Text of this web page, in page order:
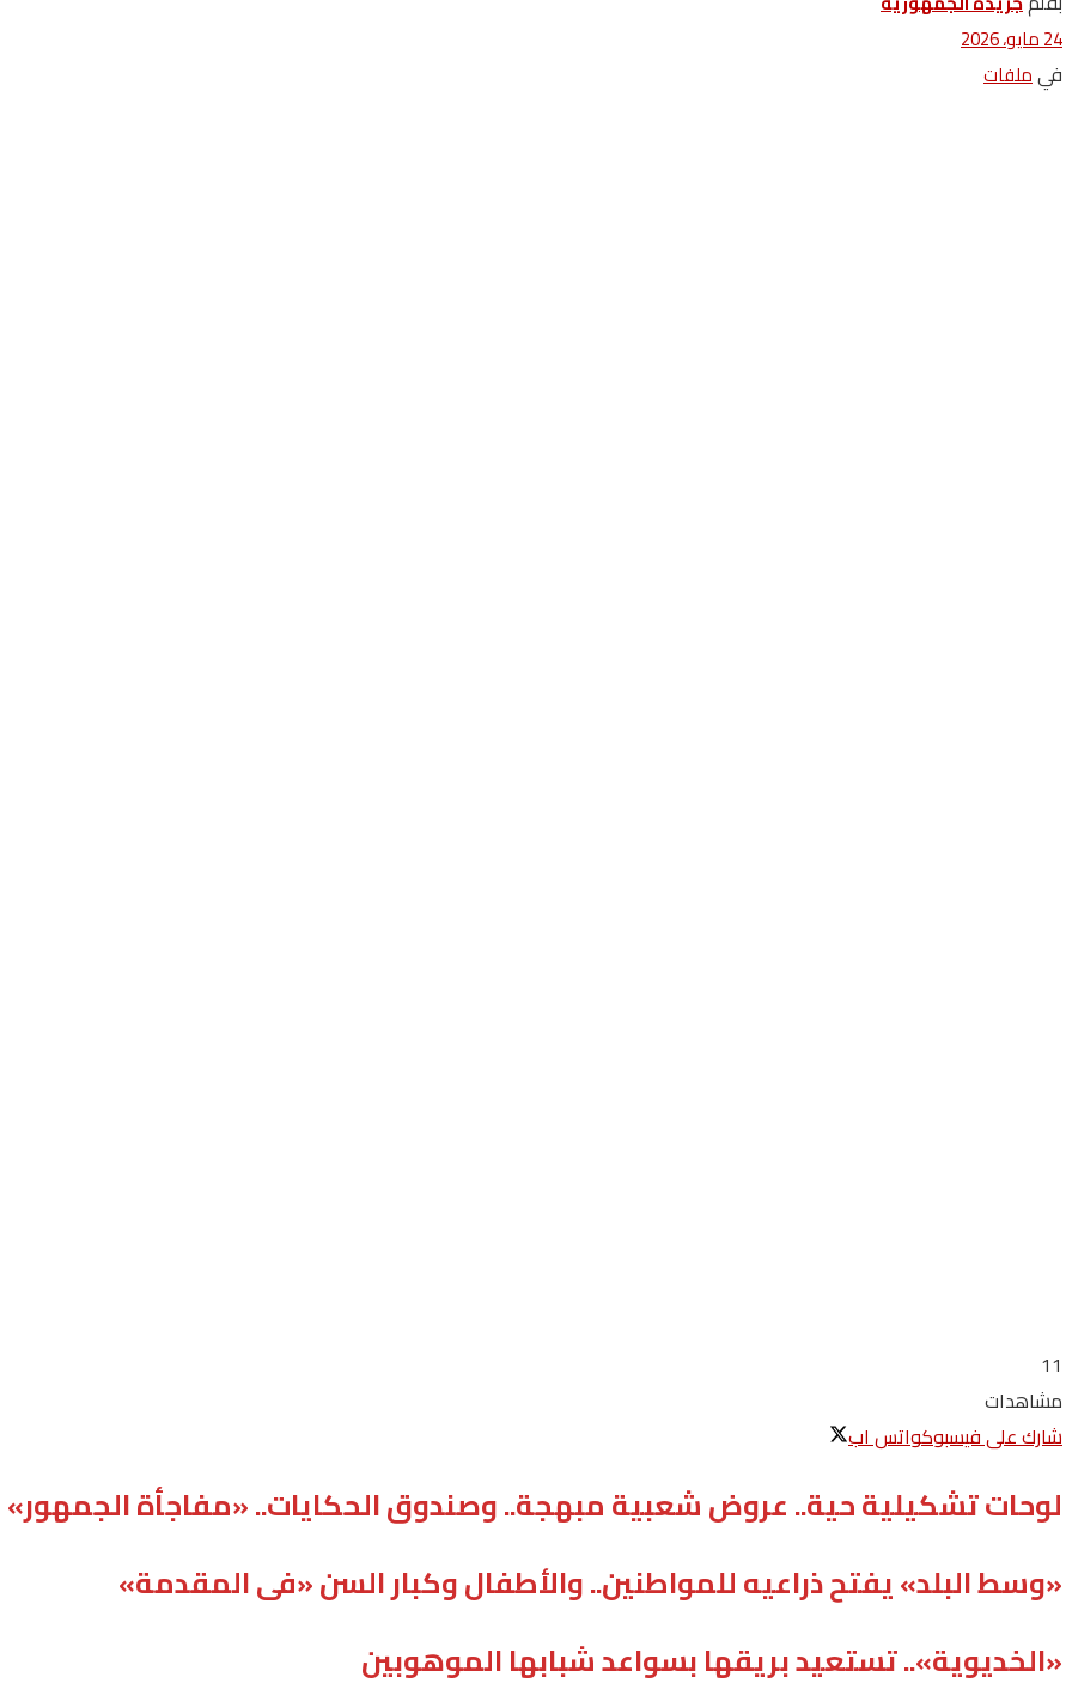
24 مايو، 2026
فيملفات
11
مشاهدات
شارك على فيسبوكواتس اب
لوحات تشكيلية حية.. عروض شعبية مبهجة.. وصندوق الحكايات.. «مفاجأة الجمهور»
«وسط البلد» يفتح ذراعيه للمواطنين.. والأطفال وكبار السن «فى المقدمة»
«الخديوية».. تستعيد بريقها بسواعد شبابها الموهوبين